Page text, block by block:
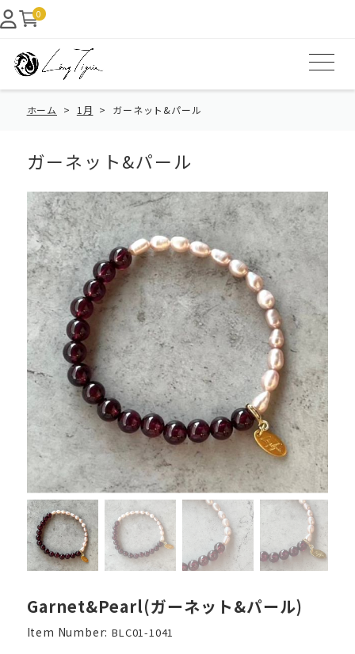
0
ホーム 1月 ガーネット&パール
ガーネット&パール
Garnet&Pearl(ガーネット&パール)
Item Number: BLC01-1041